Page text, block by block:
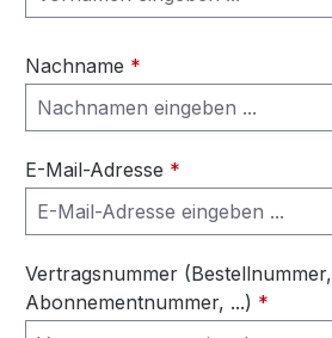
Nachname *
E-Mail-Adresse *
Vertragsnummer (Bestellnummer,
Abonnementnummer, ...) *